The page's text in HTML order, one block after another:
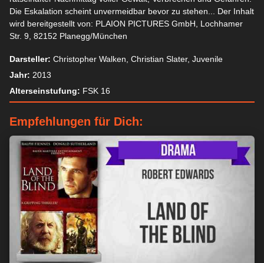
Die Eskalation scheint unvermeidbar bevor zu stehen... Der Inhalt
wird bereitgestellt von: PLAION PICTURES GmbH, Lochhamer
Str. 9, 82152 Planegg/München
Darsteller: Christopher Walken, Christian Slater, Juvenile
Jahr: 2013
Alterseinstufung: FSK 16
Empfehlungen für Dich: